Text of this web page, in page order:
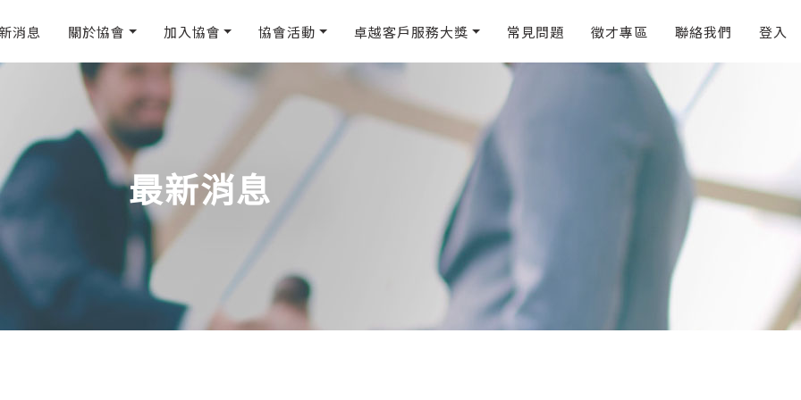
消息 關於協會 加入協會 協會活動 卓越客戶服務大獎 常見問題 徵才專區 聯絡我們 登入
最新消息